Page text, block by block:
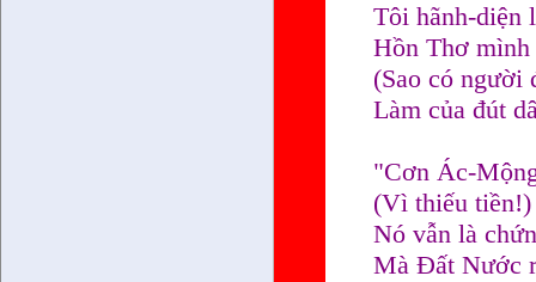
Tôi hãnh-diện
Hồn Thơ
(Sao có người
Làm của đút
"Cơn Ác-
(Vì thiếu tiền!)
Nó vẫn là
Mà Đất Nước